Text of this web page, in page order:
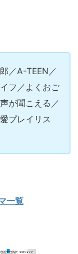
／A-TEEN ／
フ／よくおご
が聞こえる／
プレイリス
一覧